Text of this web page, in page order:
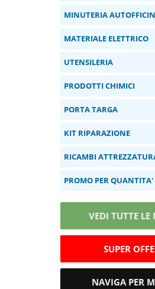
MINUTERIA
MATERIALE ELETTRICO
UTENSILERIA
PRODOTTI CHIMICI
PORTA TARGA
KIT RIPARAZIONE
RICAMBI
PROMO PER QUANTITA'
VEDI TUTTE LE
SUPER
NAVIGA PER